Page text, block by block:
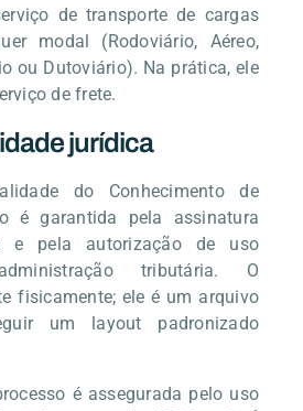
de transporte de cargas
modal (Rodoviário, Aéreo,
ou Dutoviário). Na prática, ele
de frete.
jurídica
do Conhecimento de
é garantida pela assinatura
e pela autorização de uso
tributária. O
fisicamente; ele é um arquivo
um layout padronizado
é assegurada pelo uso